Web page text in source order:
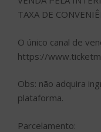
TAXA DE
O único canal de
https://
Obs: não adquira
plataforma.
Parcelamento: